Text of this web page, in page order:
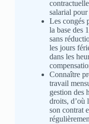
salarial
Les congés
la base des
sans
les jours
dans les
Connaître
travail
gestion des
droits, d’où
son contrat